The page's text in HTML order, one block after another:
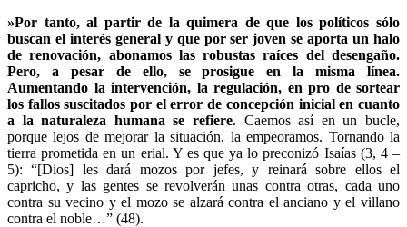
»Por tanto, al partir de la quimera de que los políticos sólo
buscan el interés general y que por ser joven se aporta un halo
de renovación, abonamos las robustas raíces del desengaño.
Pero, a pesar de ello, se prosigue en la misma línea.
Aumentando la intervención, la regulación, en pro de sortear
los fallos suscitados por el error de concepción inicial en cuanto
a la naturaleza humana se refiere. Caemos así en un bucle,
porque lejos de mejorar la situación, la empeoramos. Tornando la
tierra prometida en un erial. Y es que ya lo preconizó Isaías (3, 4 –
5): “[Dios] les dará mozos por jefes, y reinará sobre ellos el
capricho, y las gentes se revolverán unas contra otras, cada uno
contra su vecino y el mozo se alzará contra el anciano y el villano
contra el noble…” (48).